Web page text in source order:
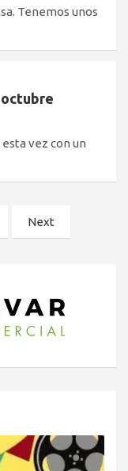
Tenemos unos
vez con un
Next